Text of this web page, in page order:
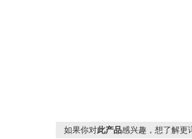
如果你对此产品感兴趣，想了解更